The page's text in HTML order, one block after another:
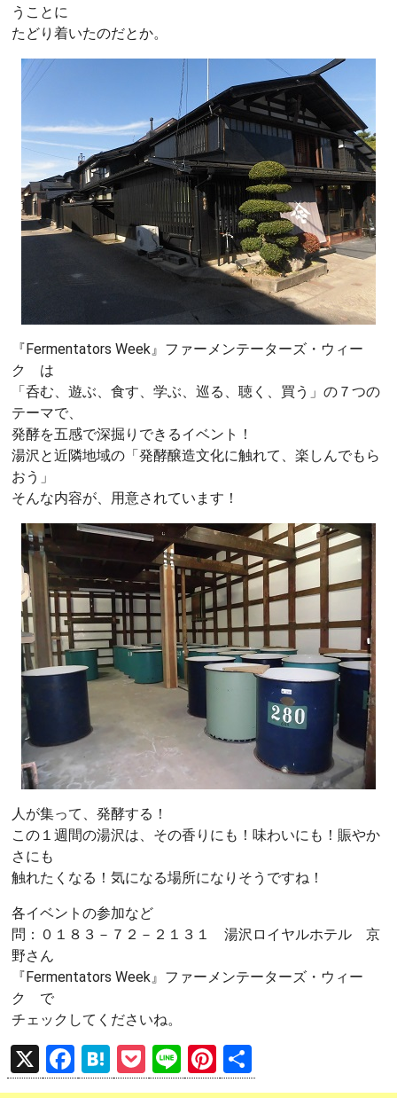
うことに
たどり着いたのだとか。
『Fermentators Week』ファーメンテーターズ・ウィー
ク は
「呑む、遊ぶ、食す、学ぶ、巡る、聴く、買う」の７つの
テーマで、
発酵を五感で深掘りできるイベント！
湯沢と近隣地域の「発酵醸造文化に触れて、楽しんでもら
おう」
そんな内容が、用意されています！
人が集って、発酵する！
この１週間の湯沢は、その香りにも！味わいにも！賑やか
さにも
触れたくなる！気になる場所になりそうですね！
各イベントの参加など
問：０１８３－７２－２１３１ 湯沢ロイヤルホテル 京
野さん
『Fermentators Week』ファーメンテーターズ・ウィー
ク で
チェックしてくださいね。
X
F
a
H
at
P
o
Li
n
Pi
nt 有